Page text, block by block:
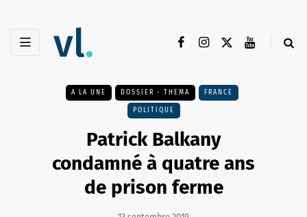
A LA UNE DOSSIER - THEMA FRANCE
POLITIQUE
Patrick Balkany
condamné à quatre ans
de prison ferme